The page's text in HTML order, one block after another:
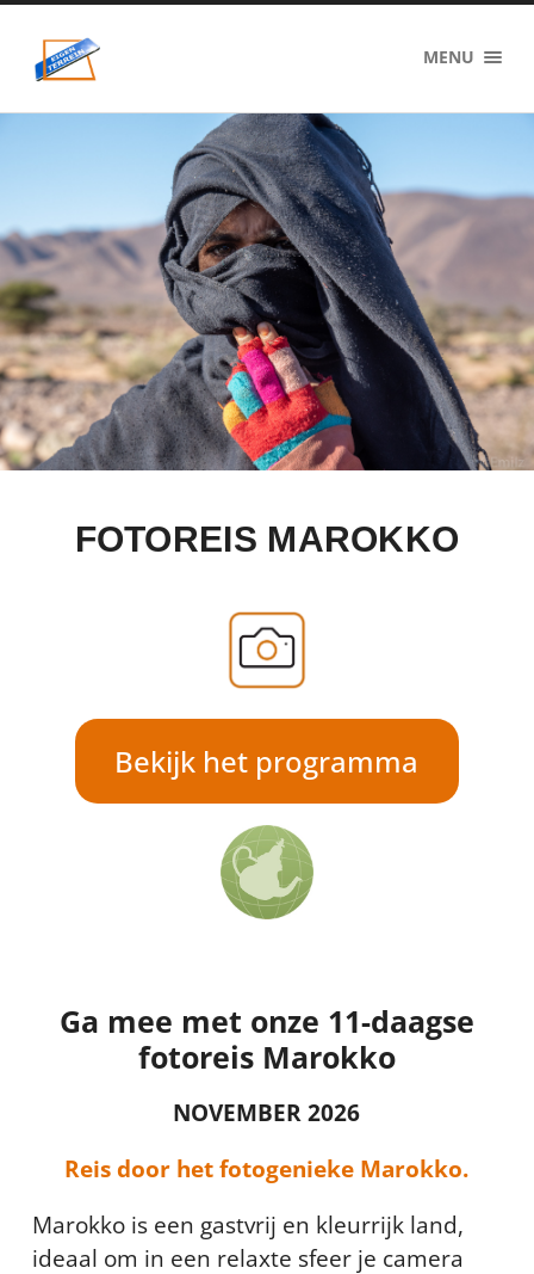
eigenzinnig
terrein
MENU
FOTOREIS MAROKKO
Bekijk het programma
Ga mee met onze 11-daagse
fotoreis Marokko
NOVEMBER 2026
Reis door het fotogenieke Marokko.
Marokko is een gastvrij en kleurrijk land,
ideaal om in een relaxte sfeer je camera